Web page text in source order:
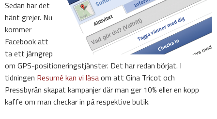
Sedan har det
hänt grejer. Nu
kommer
Facebook att
ta ett järngrep
om GPS-positioneringstjänster. Det har redan börjat. I
tidningen Resumé kan vi läsaom att Gina Tricot och
Pressbyrån skapat kampanjer där man ger 10% eller en kopp
kaffe om man checkar in på respektive butik.